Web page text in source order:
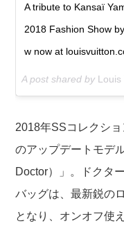
A tribute to Kansaï
2018 Fashion Show
w now at
A post shared by Louis
2018年SSコレクシ
のアップデートモデ
Doctor）」。ドクタ
バッグは、最新鋭の
となり、オンオフ使